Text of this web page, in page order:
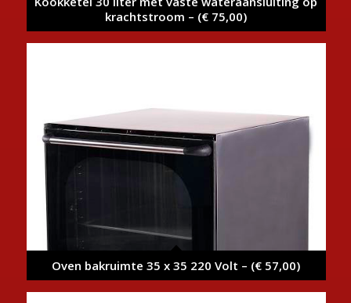
krachtstroom – (€ 75,00)
Oven bakruimte 35 x 35 220 Volt – (€ 57,00)